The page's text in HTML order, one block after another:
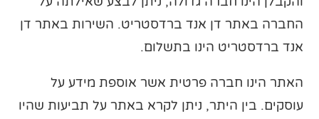
החברה באתר דן אנד ברדסטריט. השירות באתר דן
אנד ברדסטריט הינו בתשלום.
האתר הינו חברה פרטית אשר אוספת מידע על
עוסקים. בין היתר, ניתן לקרא באתר על תביעות שהיו